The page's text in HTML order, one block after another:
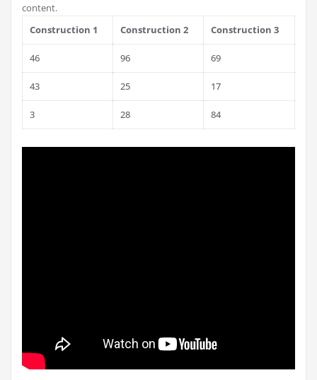
content.
Construction 1
Construction 2 Construction 3
46 96 69
43 25 17
3 28 84